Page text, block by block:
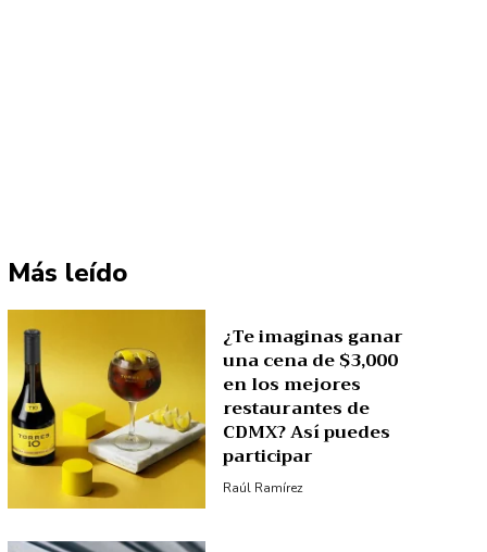
Más leído
¿Te imaginas ganar
una cena de $3,000
en los mejores
restaurantes de
CDMX? Así puedes
participar
Raúl Ramírez